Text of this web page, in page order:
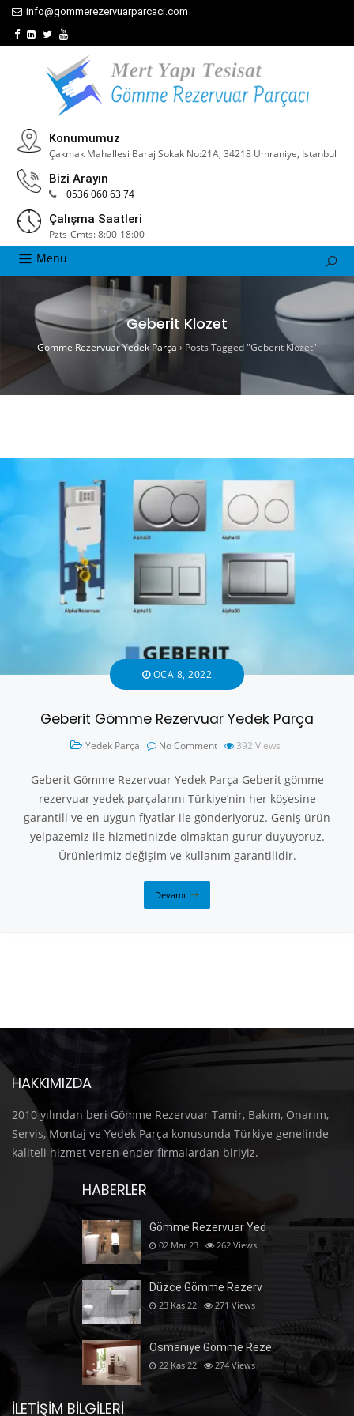
info@gommerezervuarparcaci.com
Konumumuz
Çakmak Mahallesi Baraj Sokak No:21A, 34218 Ümraniye, İstanbul
Bizi Arayın
0536 060 63 74
Çalışma Saatleri
Pzts-Cmts: 8:00-18:00
Menu
Geberit Klozet
Gömme Rezervuar Yedek Parça › Posts Tagged "Geberit Klozet"
OCA 8, 2022
Geberit Gömme Rezervuar Yedek Parça
Yedek Parça No Comment 392 Views
Geberit Gömme Rezervuar Yedek Parça Geberit gömme
rezervuar yedek parçalarını Türkiye’nin her köşesine
garantili ve en uygun fiyatlar ile gönderiyoruz. Geniş ürün
yelpazemiz ile hizmetinizde olmaktan gurur duyuyoruz.
Ürünlerimiz değişim ve kullanım garantilidir.
Devamı
HAKKIMIZDA
2010 yılından beri Gömme Rezervuar Tamir, Bakım, Onarım,
Servis, Montaj ve Yedek Parça konusunda Türkiye genelinde
kaliteli hizmet veren ender firmalardan biriyiz.
HABERLER
Gömme Rezervuar Yed
02 Mar 23 262 Views
Düzce Gömme Rezerv
23 Kas 22 271 Views
Osmaniye Gömme Reze
22 Kas 22 274 Views
İLETIŞIM BILGILERI